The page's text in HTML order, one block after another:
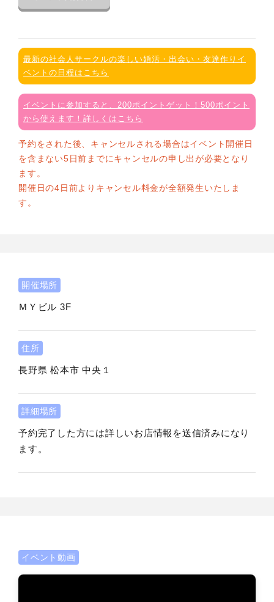
最新の社会人サークルの楽しい婚活・出会い・友達作りイ
ベントの日程はこちら
イベントに参加すると、200ポイントゲット！500ポイント
から使えます！詳しくはこちら
予約をされた後、キャンセルされる場合はイベント開催日
を含まない5日前までにキャンセルの申し出が必要となり
ます。
開催日の4日前よりキャンセル料金が全額発生いたしま
す。
開催場所
ＭＹビル 3F
住所
長野県 松本市 中央１
詳細場所
予約完了した方には詳しいお店情報を送信済みになり
ます。
イベント動画